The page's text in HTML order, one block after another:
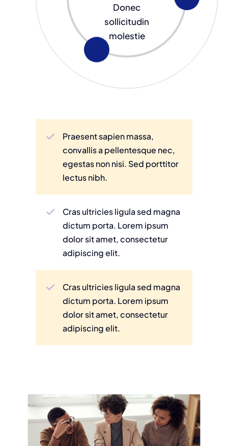
Donec
sollicitudin
molestie
Praesent sapien massa,
convallis a pellentesque nec,
egestas non nisi. Sed porttitor
lectus nibh.
Cras ultricies ligula sed magna
dictum porta. Lorem ipsum
dolor sit amet, consectetur
adipiscing elit.
Cras ultricies ligula sed magna
dictum porta. Lorem ipsum
dolor sit amet, consectetur
adipiscing elit.